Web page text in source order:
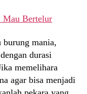
Bertelur
burung mania,
durasi
memelihara
agar bisa menjadi